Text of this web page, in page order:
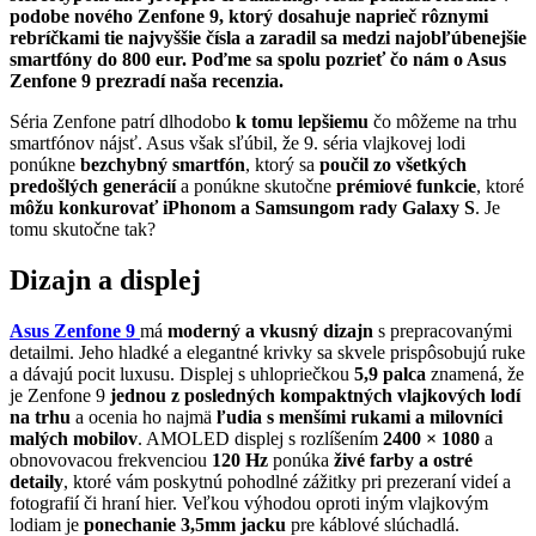
podobe nového Zenfone 9, ktorý dosahuje naprieč rôznymi
rebríčkami tie najvyššie čísla a zaradil sa medzi najobľúbenejšie
smartfóny do 800 eur. Poďme sa spolu pozrieť čo nám o Asus
Zenfone 9 prezradí naša recenzia.
Séria Zenfone patrí dlhodobo k tomu lepšiemu čo môžeme na trhu
smartfónov nájsť. Asus však sľúbil, že 9. séria vlajkovej lodi
ponúkne bezchybný smartfón, ktorý sa poučil zo všetkých
predošlých generáciía ponúkne skutočne prémiové funkcie, ktoré
môžu konkurovať iPhonom a Samsungom rady Galaxy S. Je
tomu skutočne tak?
Dizajn a displej
Asus Zenfone 9 má moderný a vkusný dizajn s prepracovanými
detailmi. Jeho hladké a elegantné krivky sa skvele prispôsobujú ruke
a dávajú pocit luxusu. Displej s uhlopriečkou 5,9 palca znamená, že
je Zenfone 9 jednou z posledných kompaktných vlajkových lodí
na trhu a ocenia ho najmä ľudia s menšími rukami a milovníci
malých mobilov. AMOLED displej s rozlíšením 2400 × 1080 a
obnovovacou frekvenciou 120 Hz ponúka živé farby a ostré
detaily, ktoré vám poskytnú pohodlné zážitky pri prezeraní videí a
fotografií či hraní hier. Veľkou výhodou oproti iným vlajkovým
lodiam je ponechanie 3,5mm jacku pre káblové slúchadlá.